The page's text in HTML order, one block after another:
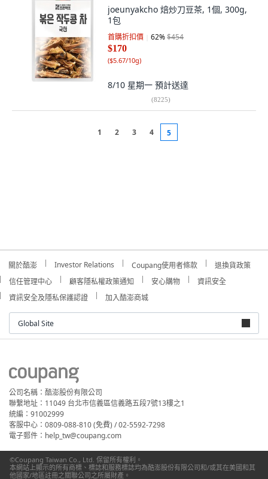
joeunyakcho 焙炒刀豆茶, 1個, 300g,
1包
首購折扣價 62%$454
$170
($5.67/10g)
8/10 星期一 預計送達
(8225)
1 2 3 4 5
關於酷澎 Investor Relations Coupang使用者條款
退換貨政策
信任管理中心
顧客隱私權政策通知 安心購物
資訊安全
資訊安全及隱私保護認證
加入酷澎商城
Global Site
公司名稱：酷澎股份有限公司
聯繫地址：11049 台北市信義區信義路五段7號13樓之1
統編：91002999
客服中心：0809-088-810 (免費) / 02-5592-7298
電子郵件：help_tw@coupang.com
©Coupang Taiwan Co., Ltd. 保留所有權利。
本網站上顯示的所有商標、標誌和服務標誌均為酷澎股份有限公司和/或其在美國和其
他國家/地區註冊之關聯公司之所屬財產。